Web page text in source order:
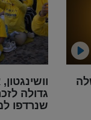
גדולה
שנרדפו